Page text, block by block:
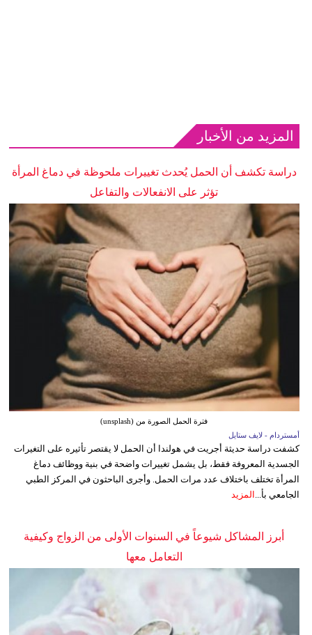
المزيد من الأخبار
دراسة تكشف أن الحمل يُحدث تغييرات ملحوظة في دماغ المرأة
تؤثر على الانفعالات والتفاعل
فترة الحمل الصورة من (unsplash)
أمستردام - لايف ستايل
كشفت دراسة حديثة أجريت في هولندا أن الحمل لا يقتصر تأثيره على التغيرات
الجسدية المعروفة فقط، بل يشمل تغييرات واضحة في بنية ووظائف دماغ
المرأة تختلف باختلاف عدد مرات الحمل. وأجرى الباحثون في المركز الطبي
الجامعي بأ... المزيد
أبرز المشاكل شيوعاً في السنوات الأولى من الزواج وكيفية
التعامل معها